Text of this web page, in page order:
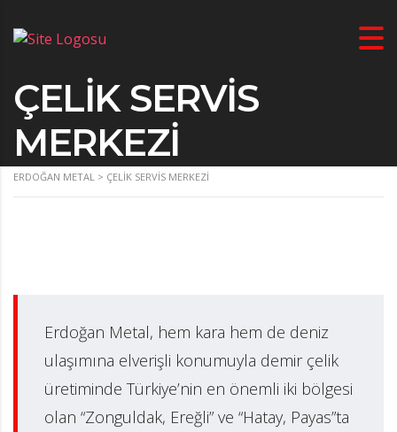
ÇELIK SERVIS
MERKEZI
ERDOĞAN METAL > ÇELIK SERVIS MERKEZI
Erdoğan Metal, hem kara hem de deniz
ulaşımına elverişli konumuyla demir çelik
üretiminde Türkiye’nin en önemli iki bölgesi
olan “Zonguldak, Ereğli” ve “Hatay, Payas”ta